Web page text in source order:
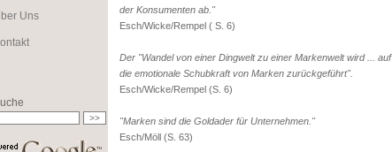
Uns
der Konsumenten ab."
Esch/Wicke/Rempel ( S. 6)
Der "Wandel von einer Dingwelt zu einer Markenwelt wird ... auf
die emotionale Schubkraft von Marken zurückgeführt".
Esch/Wicke/Rempel (S. 6)
"Marken sind die Goldader für Unternehmen."
Esch/Möll (S. 63)